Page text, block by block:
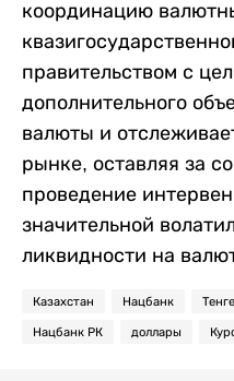
координацию
правительством с
дополнительного
валюты и
рынке, оставляя за
проведение
значительной
ликвидности на
Казахстан Нацбанк Тенге
Нацбанк РК доллары